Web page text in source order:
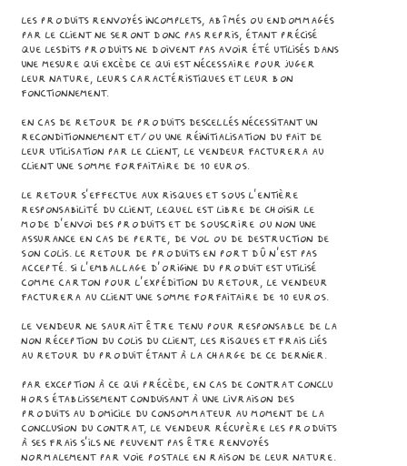
Les Produits renvoyés incomplets, abîmés ou endommagés
par le Client ne seront donc pas repris, étant précisé
que lesdits Produits ne doivent pas avoir été utilisés dans
une mesure qui excède ce qui est nécessaire pour juger
leur nature, leurs caractéristiques et leur bon
fonctionnement.
En cas de retour de Produits descellés nécessitant un
reconditionnement et/ou une réinitialisation du fait de
leur utilisation par le Client, le Vendeur facturera au
Client une somme forfaitaire de 10 euros.
Le retour s’effectue aux risques et sous l’entière
responsabilité du Client, lequel est libre de choisir le
mode d'envoi des Produits et de souscrire ou non une
assurance en cas de perte, de vol ou de destruction de
son colis. Le retour de Produits en port dû n’est pas
accepté. Si l’emballage d’origine du Produit est utilisé
comme carton pour l’expédition du retour, le Vendeur
facturera au Client une somme forfaitaire de 10 euros.
Le Vendeur ne saurait être tenu pour responsable de la
non réception du colis du Client, les risques et frais liés
au retour du Produit étant à la charge de ce dernier.
Par exception à ce qui précède, en cas de contrat conclu
hors établissement conduisant à une livraison des
Produits au domicile du consommateur au moment de la
conclusion du contrat, le Vendeur récupère les Produits
à ses frais s’ils ne peuvent pas être renvoyés
normalement par voie postale en raison de leur nature.